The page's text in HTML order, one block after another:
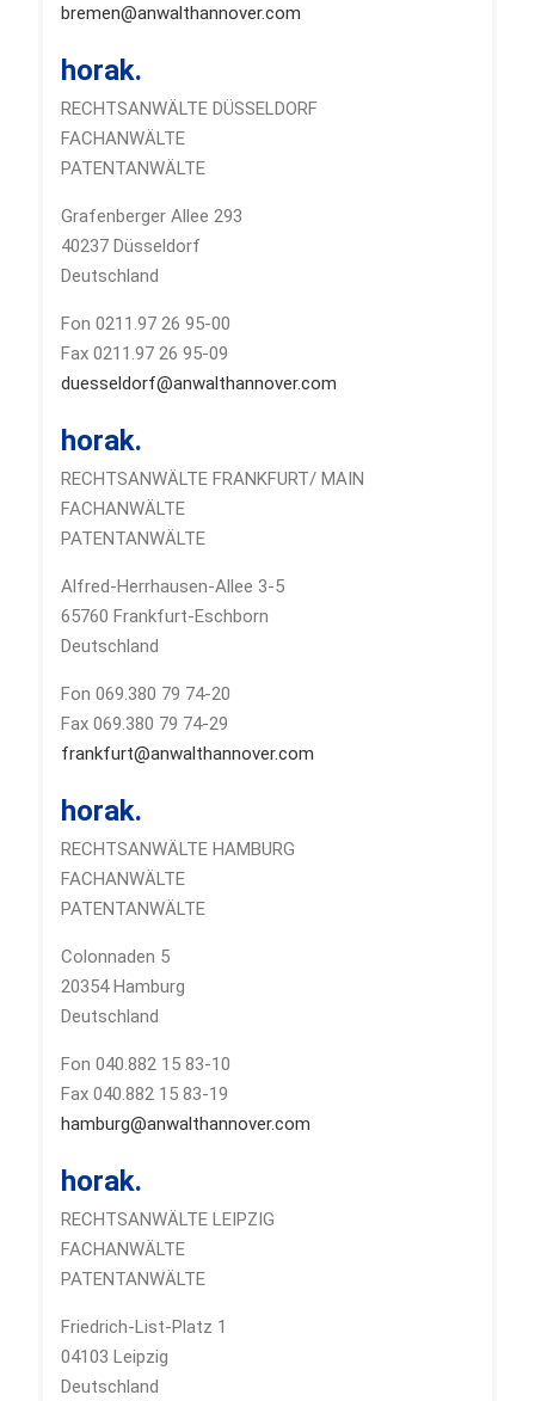
bremen@anwalthannover.com
horak.
RECHTSANWÄLTE DÜSSELDORF
FACHANWÄLTE
PATENTANWÄLTE
Grafenberger Allee 293
40237 Düsseldorf
Deutschland
Fon 0211.97 26 95-00
Fax 0211.97 26 95-09
duesseldorf@anwalthannover.com
horak.
RECHTSANWÄLTE FRANKFURT/ MAIN
FACHANWÄLTE
PATENTANWÄLTE
Alfred-Herrhausen-Allee 3-5
65760 Frankfurt-Eschborn
Deutschland
Fon 069.380 79 74-20
Fax 069.380 79 74-29
frankfurt@anwalthannover.com
horak.
RECHTSANWÄLTE HAMBURG
FACHANWÄLTE
PATENTANWÄLTE
Colonnaden 5
20354 Hamburg
Deutschland
Fon 040.882 15 83-10
Fax 040.882 15 83-19
hamburg@anwalthannover.com
horak.
RECHTSANWÄLTE LEIPZIG
FACHANWÄLTE
PATENTANWÄLTE
Friedrich-List-Platz 1
04103 Leipzig
Deutschland